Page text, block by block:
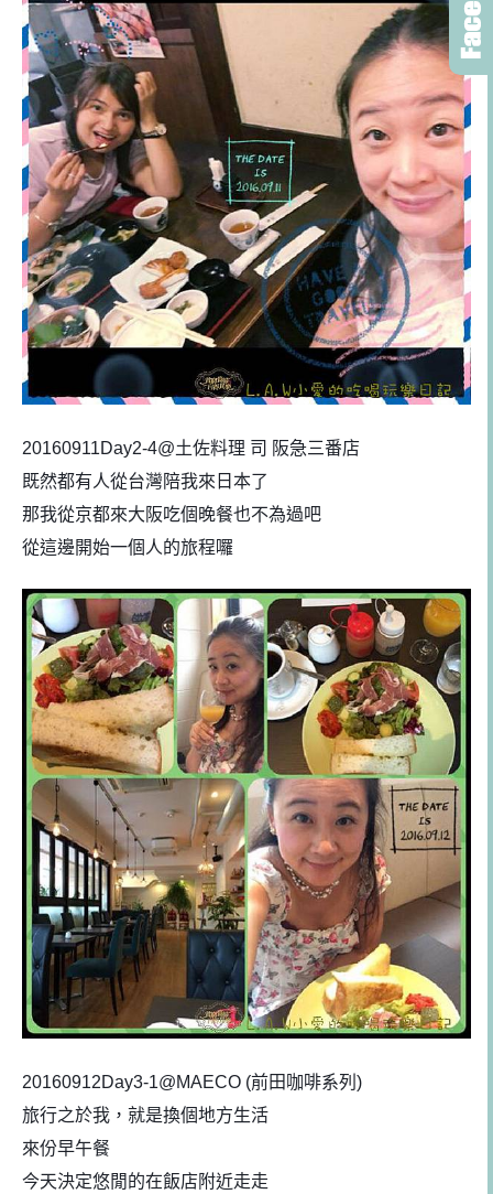
20160911Day2-4@土佐料理 司 阪急三番店
既然都有人從台灣陪我來日本了
那我從京都來大阪吃個晚餐也不為過吧
從這邊開始一個人的旅程囉
20160912Day3-1@MAECO (前田咖啡系列)
旅行之於我，就是換個地方生活
來份早午餐
今天決定悠閒的在飯店附近走走